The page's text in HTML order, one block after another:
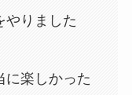
やりました
に楽しかった